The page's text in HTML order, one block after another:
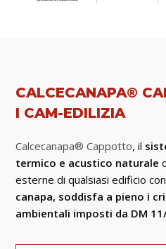
CALCECANAPA®
I CAM-EDILIZIA
Calcecanapa® Cappotto, il
termico e acustico naturale
esterne di qualsiasi edificio con
canapa, soddisfa a pieno i
ambientali imposti da DM